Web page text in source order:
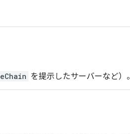
を提示したサーバーなど）。